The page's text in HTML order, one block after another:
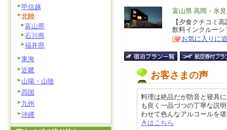
エ
リ
ア
富山県 高岡・氷
特
徴
【夕食クチコミ
飲料インクルーシ
お気に入りに
お客さまの声
料理は絶品だが防音と寝具
も良く一品づつの丁寧な説
わせて色んなアルコールを
きはこちら
甲信越
北陸
富山県
石川県
福井県
東海
近畿
山陽・山陰
四国
九州
沖縄